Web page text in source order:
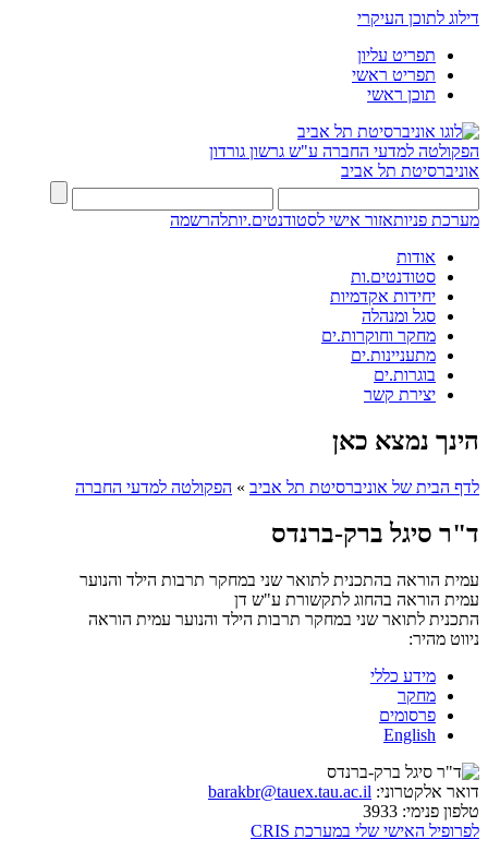
דילוג לתוכן העיקרי
תפריט עליון
תפריט ראשי
תוכן ראשי
הפקולטה למדעי החברה ע"ש גרשון גורדון
אוניברסיטת תל אביב
מערכת פניותאזור אישי לסטודנטים.יותלהרשמה
אודות
סטודנטים.ות
יחידות אקדמיות
סגל ומנהלה
מחקר וחוקרות.ים
מתעניינות.ים
בוגרות.ים
יצירת קשר
הינך נמצא כאן
לדף הבית של אוניברסיטת תל אביב » הפקולטה למדעי החברה
ד"ר סיגל ברק-ברנדס
עמית הוראה בהתכנית לתואר שני במחקר תרבות הילד והנוער
עמית הוראה בהחוג לתקשורת ע"ש דן
התכנית לתואר שני במחקר תרבות הילד והנוער עמית הוראה
ניווט מהיר:
מידע כללי
מחקר
פרסומים
English
דואר אלקטרוני: barakbr@tauex.tau.ac.il
טלפון פנימי:
לפרופיל האישי שלי במערכת CRIS